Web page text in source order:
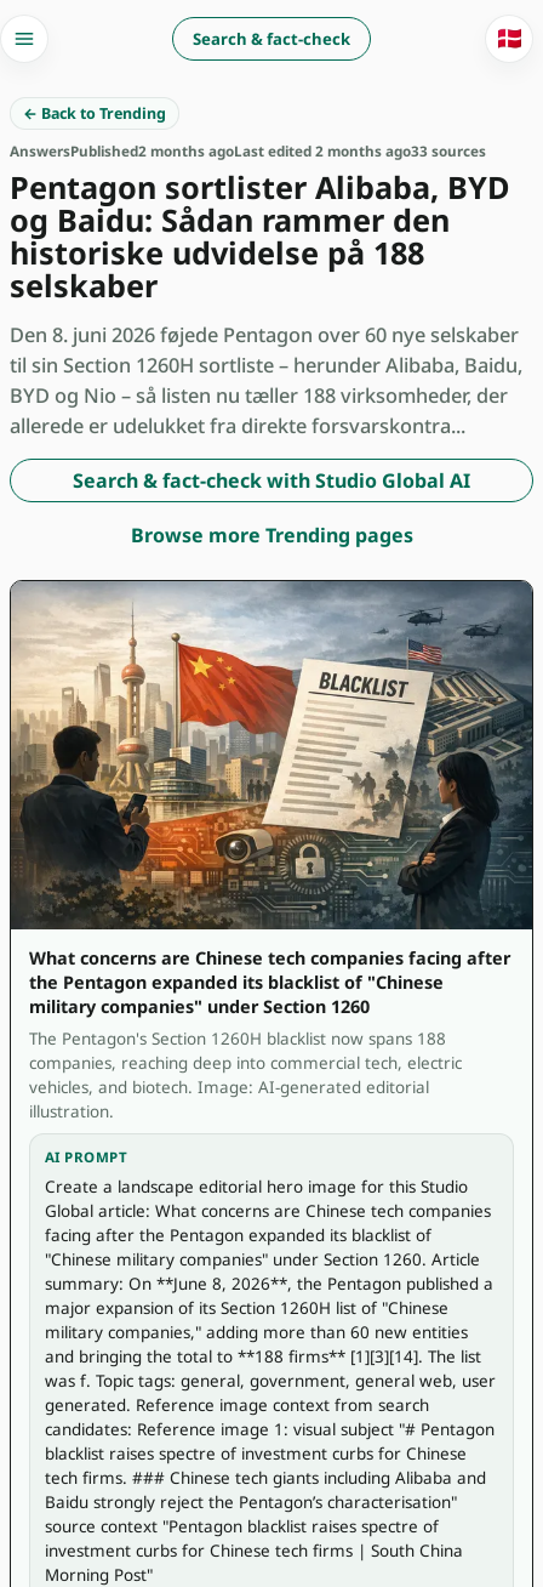
Search & fact-check 🇩🇰
← Back to Trending
AnswersPublished2 months agoLast edited 2 months ago33 sources
Pentagon sortlister Alibaba, BYD
og Baidu: Sådan rammer den
historiske udvidelse på 188
selskaber
Den 8. juni 2026 føjede Pentagon over 60 nye selskaber
til sin Section 1260H sortliste – herunder Alibaba, Baidu,
BYD og Nio – så listen nu tæller 188 virksomheder, der
allerede er udelukket fra direkte forsvarskontra...
Search & fact-check with Studio Global AI
Browse more Trending pages
What concerns are Chinese tech companies facing after
the Pentagon expanded its blacklist of "Chinese
military companies" under Section 1260
The Pentagon's Section 1260H blacklist now spans 188
companies, reaching deep into commercial tech, electric
vehicles, and biotech. Image: AI-generated editorial
illustration.
AI PROMPT
Create a landscape editorial hero image for this Studio
Global article: What concerns are Chinese tech companies
facing after the Pentagon expanded its blacklist of
"Chinese military companies" under Section 1260. Article
summary: On **June 8, 2026**, the Pentagon published a
major expansion of its Section 1260H list of "Chinese
military companies," adding more than 60 new entities
and bringing the total to **188 firms** [1][3][14]. The list
was f. Topic tags: general, government, general web, user
generated. Reference image context from search
candidates: Reference image 1: visual subject "# Pentagon
blacklist raises spectre of investment curbs for Chinese
tech firms. ### Chinese tech giants including Alibaba and
Baidu strongly reject the Pentagon’s characterisation"
source context "Pentagon blacklist raises spectre of
investment curbs for Chinese tech firms | South China
Morning Post"